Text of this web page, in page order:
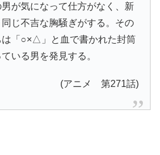
が気になって仕方がなく、新
じ不吉な胸騒ぎがする。その
は「○×△」と血で書かれた封筒
いる男を発見する。
(アニメ 第271話)